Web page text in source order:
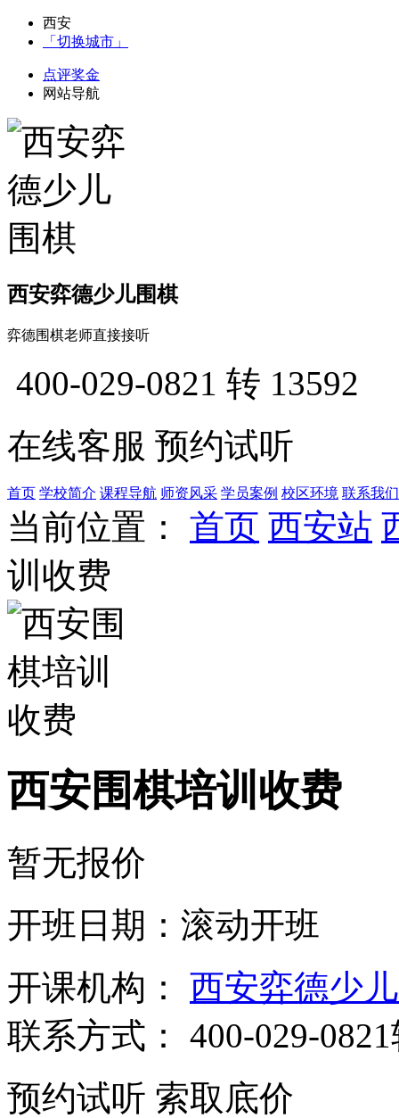
西安
「切换城市」
点评奖金
网站导航
西安弈德少儿围棋
弈德围棋老师直接接听
400-029-0821 转 13592
在线客服 预约试听
首页 学校简介 课程导航 师资风采 学员案例 校区环境 联系我们
当前位置： 首页 西安站
训收费
西安围棋培训收费
暂无报价
开班日期：滚动开班
开课机构：
西安弈德少
联系方式：
400-029-
预约试听 索取底价